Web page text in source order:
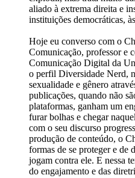
aliado à extrema direita e
instituições democráticas,
Hoje eu converso com o
Comunicação, professor e
Comunicação Digital da
o perfil Diversidade Nerd,
sexualidade e gênero
publicações, quando não
plataformas, ganham um
furar bolhas e chegar
com o seu discurso
produção de conteúdo, o
formas de se proteger e de
jogam contra ele. E nessa
do engajamento e das